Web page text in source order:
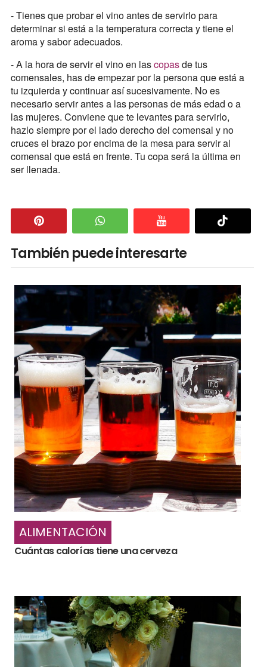
- Tienes que probar el vino antes de servirlo para
determinar si está a la temperatura correcta y tiene el
aroma y sabor adecuados.
- A la hora de servir el vino en lascopasde tus
comensales, has de empezar por la persona que está a
tu izquierda y continuar así sucesivamente. No es
necesario servir antes a las personas de más edad o a
las mujeres. Conviene que te levantes para servirlo,
hazlo siempre por el lado derecho del comensal y no
cruces el brazo por encima de la mesa para servir al
comensal que está en frente. Tu copa será la última en
ser llenada.
También puede interesarte
ALIMENTACIÓN
Cuántas calorías tiene una cerveza